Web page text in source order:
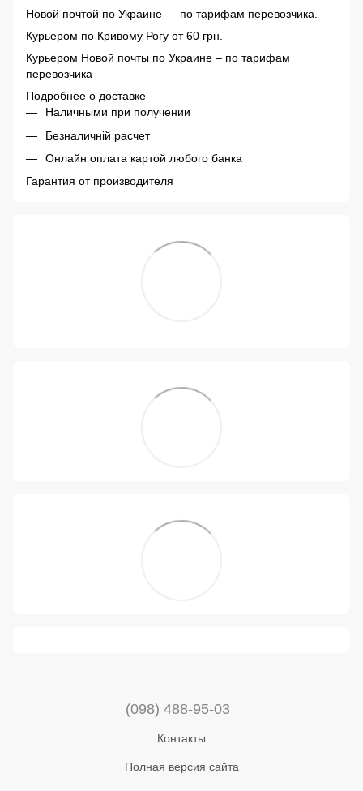
Новой почтой по Украине — по тарифам перевозчика.
Курьером по Кривому Рогу от 60 грн.
Курьером Новой почты по Украине – по тарифам
перевозчика
Подробнее о доставке
Наличными при получении
Безналичній расчет
Онлайн оплата картой любого банка
Гарантия от производителя
(098) 488-95-03
Контакты
Полная версия сайта